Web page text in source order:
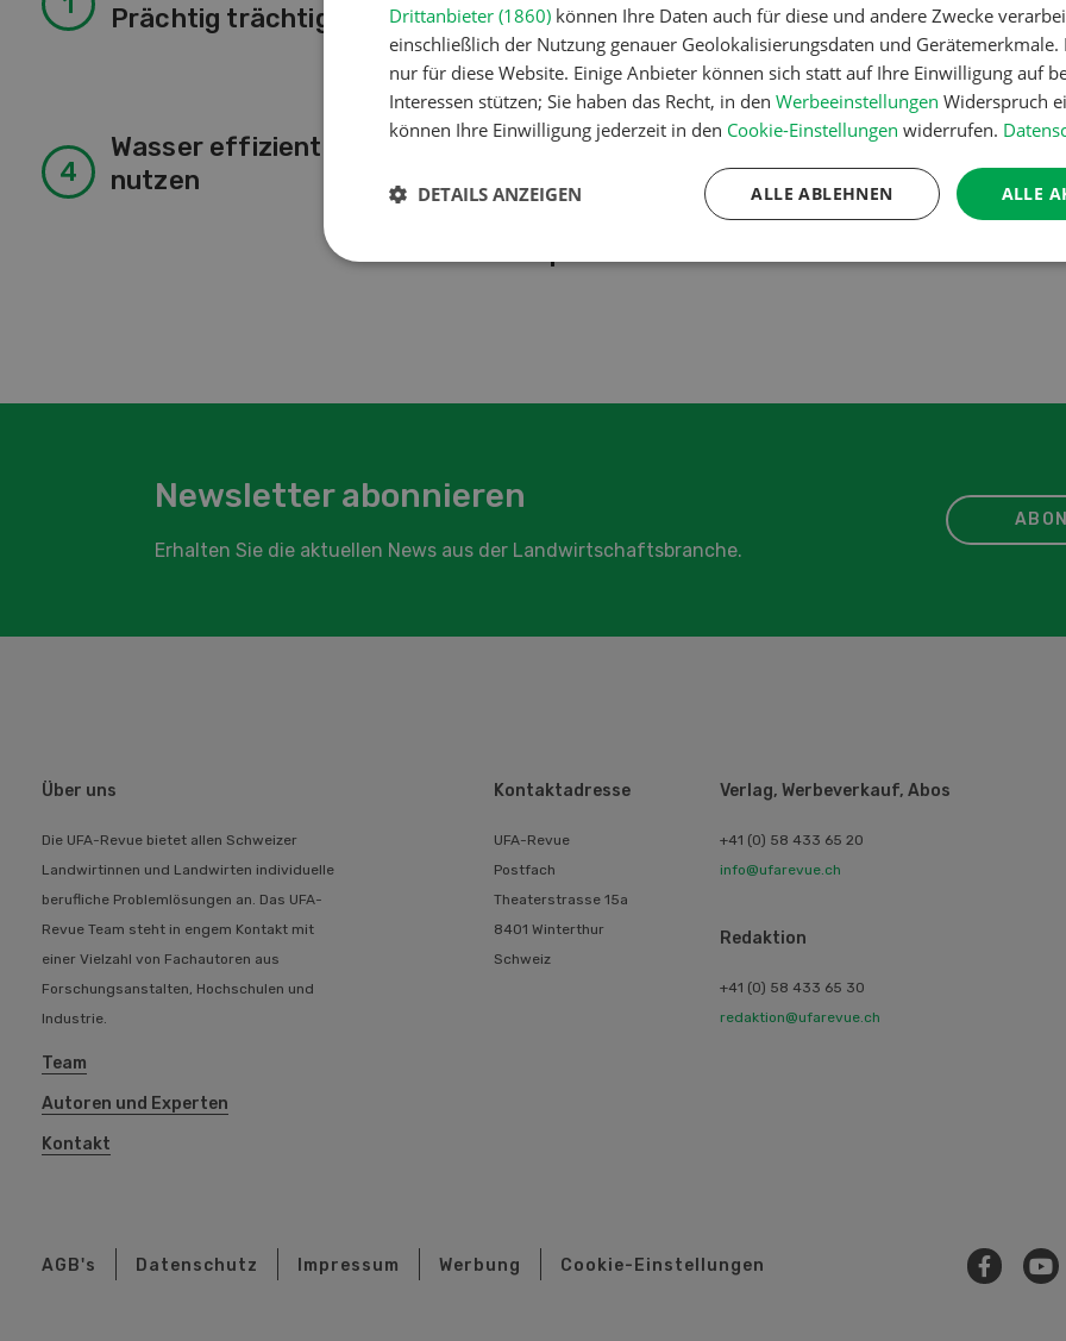
Prächtig trächtig Solomix
Kein
Bewilligung
Wasser effizienter
nutzen
Landtechnik
«Ich mag ebenso den
Pflanzenbau wie die
Pflanzenbau
Erst das Ziel,
Newsletter abonnieren
Erhalten Sie die aktuellen News aus der Landwirtschaftsbranche.
Über uns
Die UFA-Revue bietet allen Schweizer
Landwirtinnen und Landwirten individuelle
berufliche Problemlösungen an. Das UFA-
Revue Team steht in engem Kontakt mit
einer Vielzahl von Fachautoren aus
Forschungsanstalten, Hochschulen und
Industrie.
Team
Autoren und Experten
Kontakt
Kontaktadresse
UFA-Revue
Postfach
Theaterstrasse 15a
8401 Winterthur
Schweiz
Verlag, Werbeverkauf, Abos
+41 (0) 58 433 65 20
info@ufarevue.ch
Redaktion
+41 (0) 58 433 65 30
redaktion@ufarevue.ch
AGB's Datenschutz Impressum Werbung Cookie-Einstellungen
Drittanbieter (1860) können Ihre Daten auch für diese und andere Zwecke
einschließlich der Nutzung genauer Geolokalisierungsdaten und
nur für diese Website. Einige Anbieter können sich statt auf Ihre Einwilligung auf
Interessen stützen; Sie haben das Recht, in den Werbeeinstellungen Widerspruch
können Ihre Einwilligung jederzeit in den Cookie-Einstellungen widerrufen.
ALLE
ALLE ABLEHNEN
DETAILS ANZEIGEN